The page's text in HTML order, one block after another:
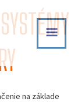
na základe